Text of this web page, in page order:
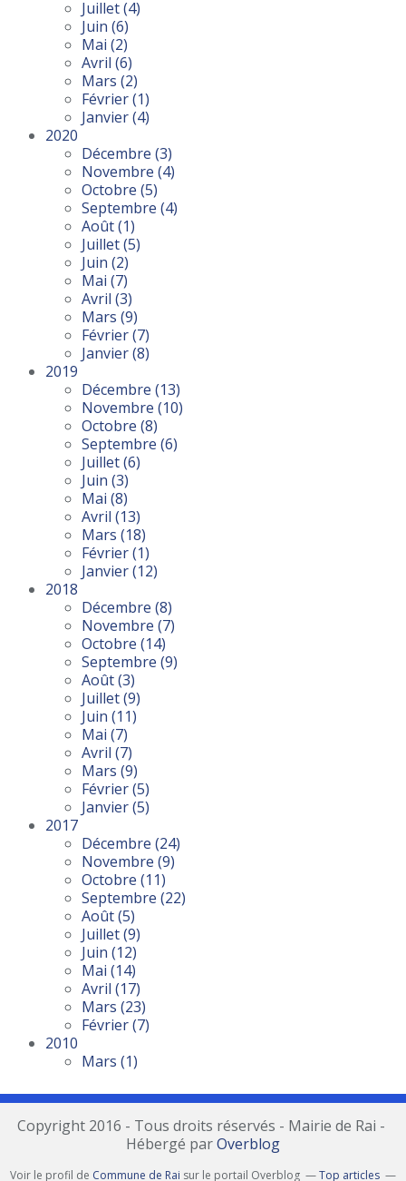
Juillet(4)
Juin (6)
Mai (2)
Avril (6)
Mars (2)
Février(1)
Janvier(4)
2020
Décembre (3)
Novembre (4)
Octobre (5)
Septembre (4)
Août(1)
Juillet(5)
Juin (2)
Mai (7)
Avril (3)
Mars (9)
Février(7)
Janvier(8)
2019
Décembre (13)
Novembre (10)
Octobre (8)
Septembre (6)
Juillet(6)
Juin (3)
Mai (8)
Avril (13)
Mars (18)
Février(1)
Janvier(12)
2018
Décembre (8)
Novembre (7)
Octobre (14)
Septembre (9)
Août(3)
Juillet(9)
Juin (11)
Mai (7)
Avril (7)
Mars (9)
Février(5)
Janvier(5)
2017
Décembre (24)
Novembre (9)
Octobre (11)
Septembre (22)
Août(5)
Juillet(9)
Juin (12)
Mai (14)
Avril (17)
Mars (23)
Février(7)
2010
Mars (1)
Copyright 2016 - Tous droits réservés - Mairie de Rai -
Hébergé parOverblog
Voir le profil de Commune de Rai sur le portail Overblog Top articles